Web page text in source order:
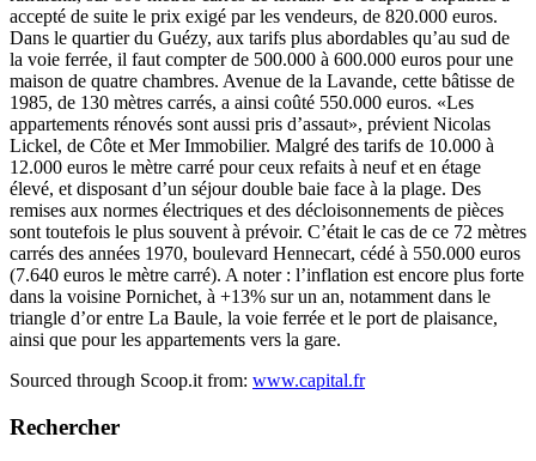
accepté de suite le prix exigé par les vendeurs, de 820.000 euros.
Dans le quartier du Guézy, aux tarifs plus abordables qu’au sud de
la voie ferrée, il faut compter de 500.000 à 600.000 euros pour une
maison de quatre chambres. Avenue de la Lavande, cette bâtisse de
1985, de 130 mètres carrés, a ainsi coûté 550.000 euros. «Les
appartements rénovés sont aussi pris d’assaut», prévient Nicolas
Lickel, de Côte et Mer Immobilier. Malgré des tarifs de 10.000 à
12.000 euros le mètre carré pour ceux refaits à neuf et en étage
élevé, et disposant d’un séjour double baie face à la plage. Des
remises aux normes électriques et des décloisonnements de pièces
sont toutefois le plus souvent à prévoir. C’était le cas de ce 72 mètres
carrés des années 1970, boulevard Hennecart, cédé à 550.000 euros
(7.640 euros le mètre carré). A noter : l’inflation est encore plus forte
dans la voisine Pornichet, à +13% sur un an, notamment dans le
triangle d’or entre La Baule, la voie ferrée et le port de plaisance,
ainsi que pour les appartements vers la gare.
Sourced through Scoop.it from: www.capital.fr
Rechercher